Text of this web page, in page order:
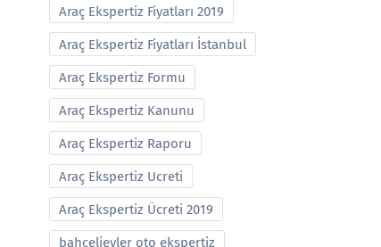
Araç Ekspertiz Fiyatları 2019
Araç Ekspertiz Fiyatları İstanbul
Araç Ekspertiz Formu
Araç Ekspertiz Kanunu
Araç Ekspertiz Raporu
Araç Ekspertiz Ucreti
Araç Ekspertiz Ücreti 2019
bahçelievler oto ekspertiz